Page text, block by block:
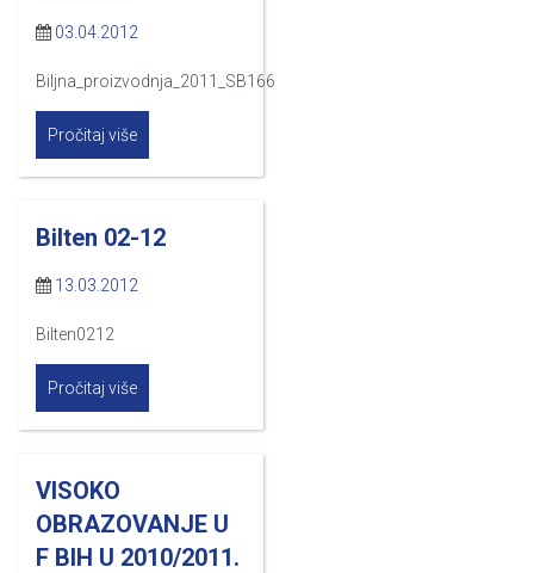
03.04.2012
Biljna_proizvodnja_2011_SB166
Pročitaj više
Bilten 02-12
13.03.2012
Bilten0212
Pročitaj više
VISOKO
OBRAZOVANJE U
F BIH U 2010/2011.